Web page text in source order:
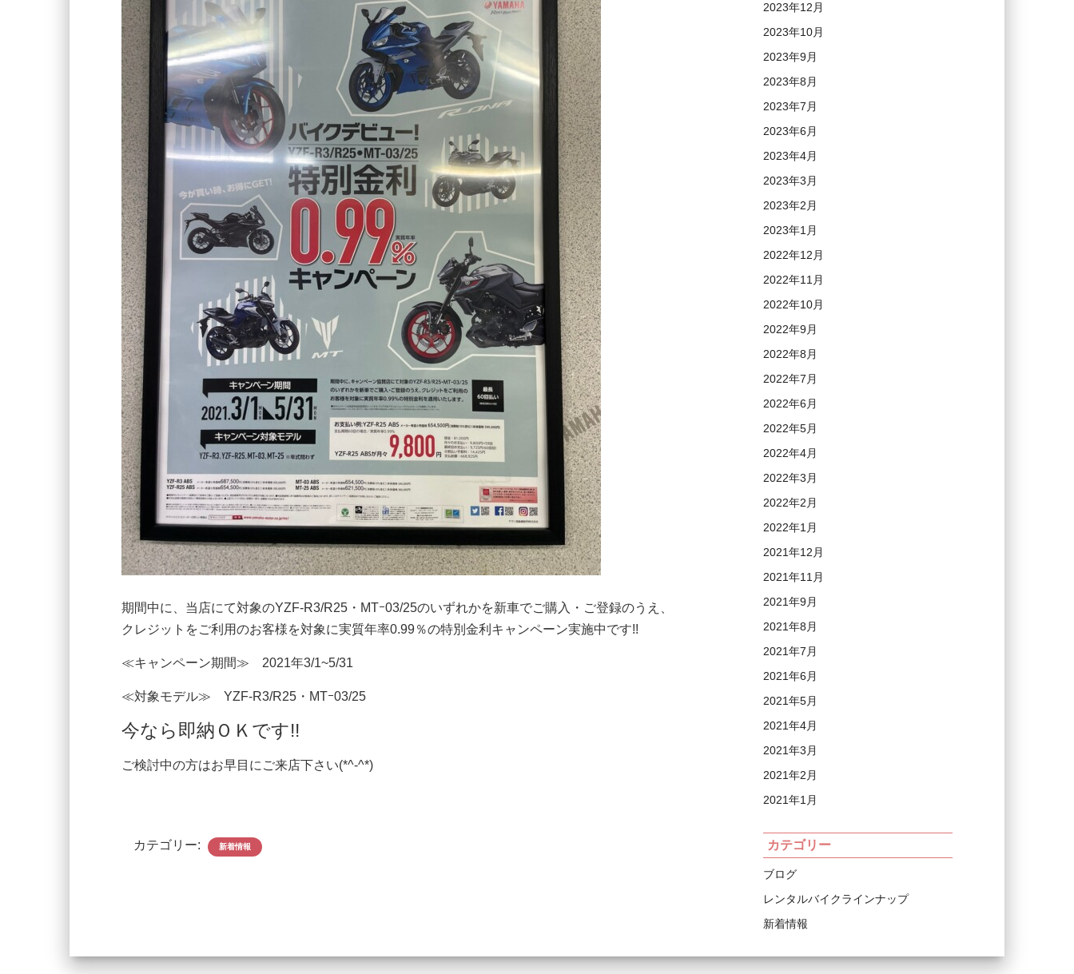
期間中に、当店にて対象のYZF-R3/R25・MTｰ03/25のいずれかを新車でご購入・ご登録のうえ、
クレジットをご利用のお客様を対象に実質年率0.99％の特別金利キャンペーン実施中です!!
≪キャンペーン期間≫ 2021年3/1~5/31
≪対象モデル≫ YZF-R3/R25・MTｰ03/25
今なら即納ＯＫです!!
ご検討中の方はお早目にご来店下さい(*^-^*)
カテゴリー: 新着情報
2023年12月
2023年10月
2023年9月
2023年8月
2023年7月
2023年6月
2023年4月
2023年3月
2023年2月
2023年1月
2022年12月
2022年11月
2022年10月
2022年9月
2022年8月
2022年7月
2022年6月
2022年5月
2022年4月
2022年3月
2022年2月
2022年1月
2021年12月
2021年11月
2021年9月
2021年8月
2021年7月
2021年6月
2021年5月
2021年4月
2021年3月
2021年2月
2021年1月
カテゴリー
ブログ
レンタルバイクラインナップ
新着情報